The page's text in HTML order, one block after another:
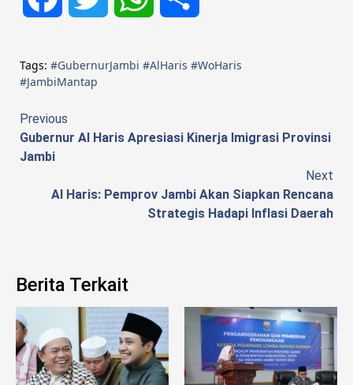
Tags: #GubernurJambi #AlHaris #WoHaris
#JambiMantap
Continue
Reading
Previous
Gubernur Al Haris Apresiasi Kinerja Imigrasi Provinsi
Jambi
Next
Al Haris: Pemprov Jambi Akan Siapkan Rencana
Strategis Hadapi Inflasi Daerah
Berita Terkait